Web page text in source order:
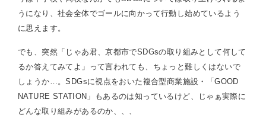
うになり、社会全体でゴールに向かって行動し始めているよう
に思えます。
でも、突然「じゃあ君、京都市でSDGsの取り組みとして何して
るか答えてみてよ」って言われても、ちょっと難しくはないで
しょうか…。SDGsに視点をおいた複合型商業施設・「GOOD
NATURE STATION」もあるのは知っているけど、じゃぁ実際に
どんな取り組みがあるのか、、、